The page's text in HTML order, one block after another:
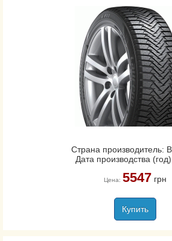
Страна производитель:
Дата производства
Цена: 5547грн
Купить